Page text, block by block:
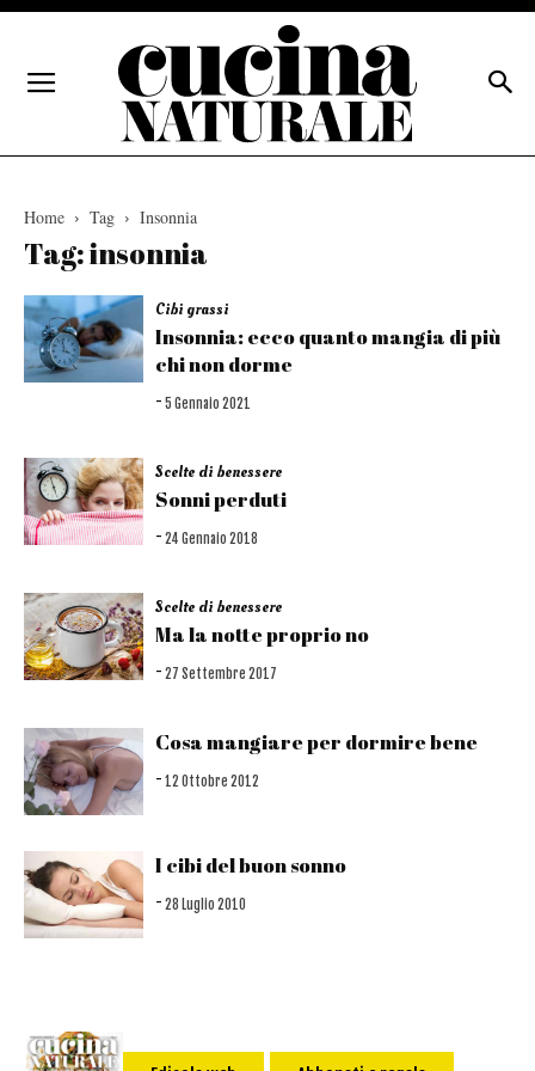
Home Tag Insonnia
Tag: insonnia
Cibi grassi
Insonnia: ecco quanto mangia di più
chi non dorme
- 5 Gennaio 2021
Scelte di benessere
Sonni perduti
- 24 Gennaio 2018
Scelte di benessere
Ma la notte proprio no
- 27 Settembre 2017
Cosa mangiare per dormire bene
- 12 Ottobre 2012
I cibi del buon sonno
- 28 Luglio 2010